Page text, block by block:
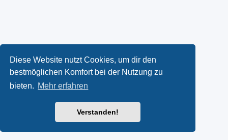
Diese Website nutzt Cookies, um dir den
bestmöglichen Komfort bei der Nutzung zu
bieten. Mehr erfahren
Verstanden!